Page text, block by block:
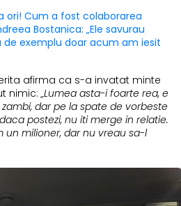
ori! Cum a fost colaborarea
Bostanica: „Ele savurau
exemplu doar acum am iesit
afirma ca s-a invatat minte
nimic:„Lumea asta-i foarte rea, e
dar pe la spate de vorbeste
postezi, nu iti merge in relatie.
un milioner, dar nu vreau sa-l